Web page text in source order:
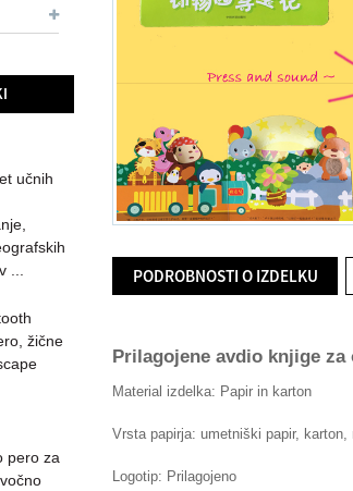
učnih
...
žične
pero za
PODROBNOSTI O IZDELKU
Prilagojene avdio knjige za
Material izdelka: Papir in karton
Vrsta papirja: umetniški papir,
Logotip: Prilagojeno